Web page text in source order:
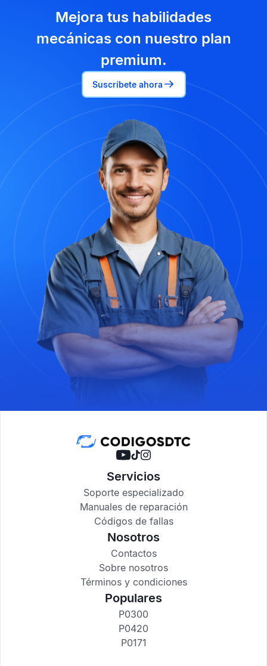
Mejora tus habilidades
mecánicas con nuestro plan
premium.
Suscríbete ahora
Servicios
Soporte especializado
Manuales de reparación
Códigos de fallas
Nosotros
Contactos
Sobre nosotros
Términos y condiciones
Populares
P0300
P0420
P0171